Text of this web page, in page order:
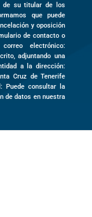
de su titular de los
que puede
y oposición
de contacto o
electrónico:
adjuntando una
a la dirección:
Cruz de Tenerife
: Puede consultar la
de datos en nuestra